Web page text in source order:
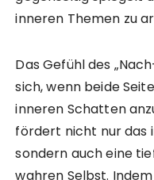
inneren Themen zu
Das Gefühl des
sich, wenn beide
inneren Schatten
fördert nicht nur das
sondern auch eine
wahren Selbst.